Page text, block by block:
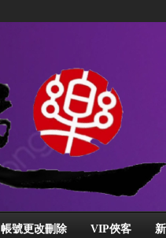
帳號更改刪除 VIP俠客